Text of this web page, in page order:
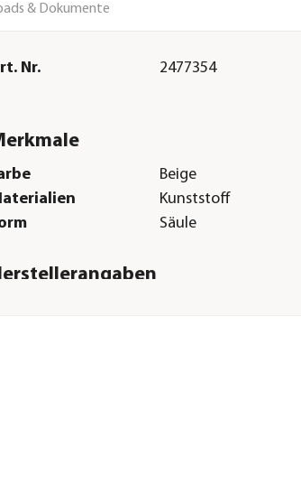
& Dokumente
Nr. 2477354
Beige
Kunststoff
Säule